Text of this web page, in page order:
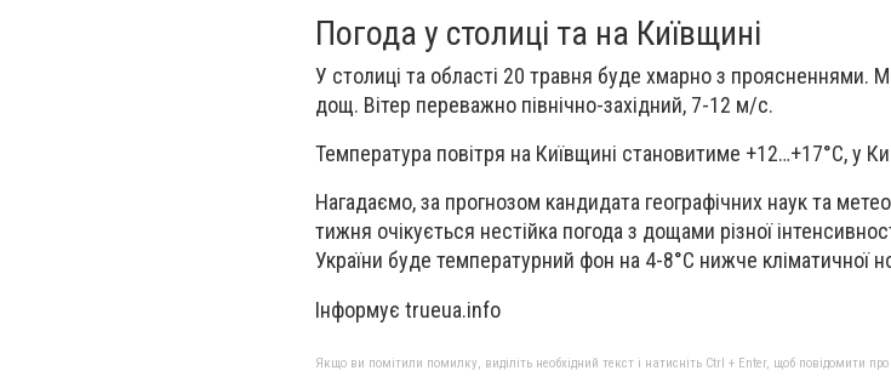
Погода у столиці та на Київщині
У столиці та області 20 травня буде хмарно з проясненнями.
дощ. Вітер переважно північно-західний, 7-12 м/с.
Температура повітря на Київщині становитиме +12…+17°C, у
Нагадаємо, за прогнозом кандидата географічних наук та
тижня очікується нестійка погода з дощами різної
України буде температурний фон на 4-8°С нижче кліматичної
Інформує trueua.info
Якщо ви помітили помилку, виділіть необхідний текст і натисніть Ctrl + Enter, щоб повідомити